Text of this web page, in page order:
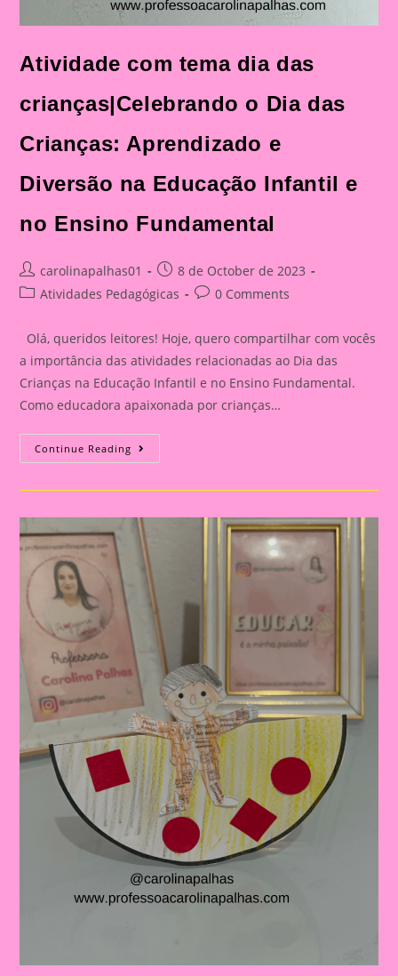
Atividade com tema dia das
crianças|Celebrando o Dia das
Crianças: Aprendizado e
Diversão na Educação Infantil e
no Ensino Fundamental
Post
author:
carolinapalhas01
Post
published:
8 de October de 2023
PostAtividades Pedagógicas
Post0 Comments
Olá, queridos leitores! Hoje, quero compartilhar com vocês
a importância das atividades relacionadas ao Dia das
Crianças na Educação Infantil e no Ensino Fundamental.
Como educadora apaixonada por crianças…
Continue Reading Atividade
Com
Dia
O
Dia
Das
Crianças:
Aprendizado
Diversão
Educação
Infantil
E
No
Ensino
Fundamental